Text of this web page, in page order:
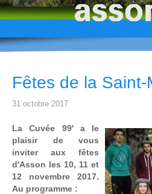
Fêtes de la Saint-
31 octobre 2017
La Cuvée 99' a le
plaisir de vous
inviter aux fêtes
d'Asson les 10, 11 et
12 novembre 2017.
Au programme :